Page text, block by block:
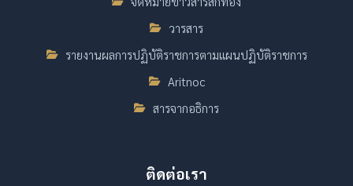
วารสาร
รายงานผลการปฏิบัติราชการตามแผนปฏิบัติราชการ
Aritnoc
สารจากอธิการ
ติดต่อเรา